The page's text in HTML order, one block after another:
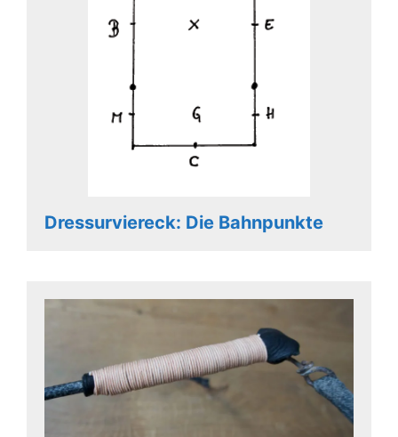
Dressurviereck: Die Bahnpunkte